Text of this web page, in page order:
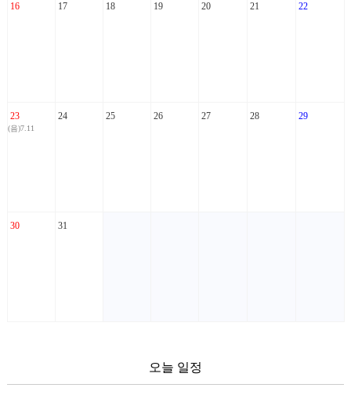
16 17 18 19 20 21 22
23
(음)7.11
24 25 26 27 28 29
30 31
오늘 일정